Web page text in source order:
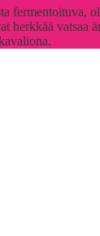
fermentoituva,
vatsaa